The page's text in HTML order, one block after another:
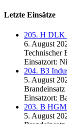
Letzte Einsätze
205. H DLK
6. August
Technischer
Einsatzort:
204. B3
5. August
Brandeinsatz
Einsatzort:
203. B HGM
5. August